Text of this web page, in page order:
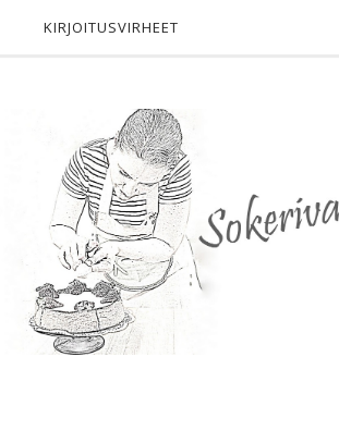
KIRJOITUSVIRHEET